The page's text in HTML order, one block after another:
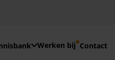
Werken bij Contact